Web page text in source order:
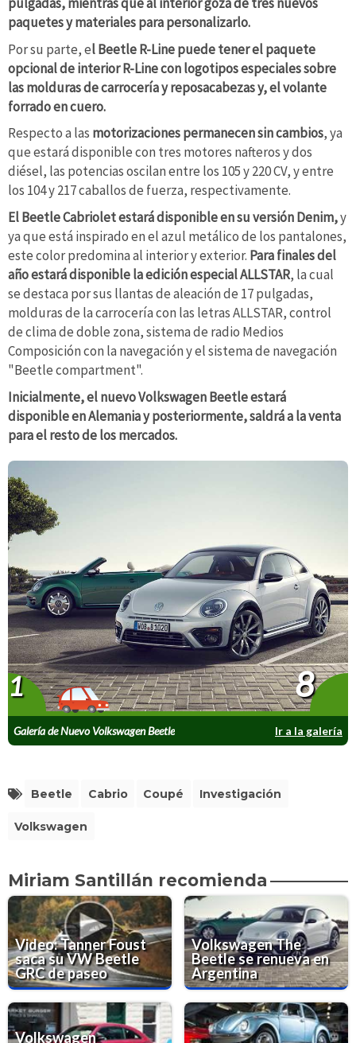
paquetes y materiales para personalizarlo.
Por su parte, el Beetle R-Line puede tener el paquete
opcional de interior R-Line con logotipos especiales sobre
las molduras de carrocería y reposacabezas y, el volante
forrado en cuero.
Respecto a las motorizaciones permanecen sin cambios, ya
que estará disponible con tres motores nafteros y dos
diésel, las potencias oscilan entre los 105 y 220 CV, y entre
los 104 y 217 caballos de fuerza, respectivamente.
El Beetle Cabriolet estará disponible en su versión Denim,y
ya que está inspirado en el azul metálico de los pantalones,
este color predomina al interior y exterior. Para finales del
año estará disponible la edición especial ALLSTAR, la cual
se destaca por sus llantas de aleación de 17 pulgadas,
molduras de la carrocería con las letras ALLSTAR, control
de clima de doble zona, sistema de radio Medios
Composición con la navegación y el sistema de navegación
"Beetle compartment".
Inicialmente, el nuevo Volkswagen Beetle estará
disponible en Alemania y posteriormente, saldrá a la venta
para el resto de los mercados.
Galería de Nuevo Volkswagen Beetle Ir a la galería
1 8
Beetle Cabrio Coupé Investigación
Volkswagen
Miriam Santillán recomienda
Video: Tanner Foust
saca su VW Beetle
GRC de paseo
Volkswagen The
Beetle se renueva en
Argentina
Volkswagen